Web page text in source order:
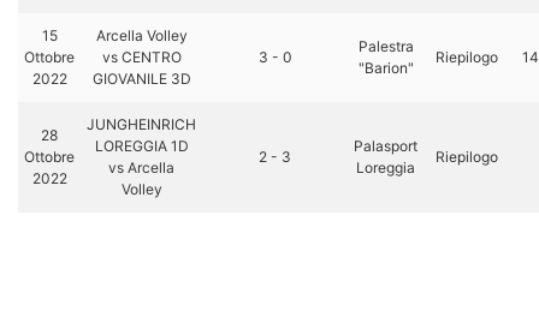
15
Ottobre
2022
Arcella Volley
vs CENTRO
GIOVANILE 3D
3 - 0
Palestra
"Barion"
Riepilogo
28
Ottobre
2022
JUNGHEINRICH
LOREGGIA 1D
vs Arcella
Volley
2 - 3
Palasport
Loreggia
Riepilogo